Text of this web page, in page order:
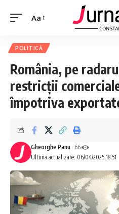
Aa
POLITICĂ
România, pe
restricții
împotriva
Ultima actualizare: 06/04/2025 18:51
Gheorghe Panu 66